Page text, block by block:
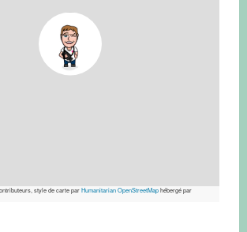
style de carte parHumanitarian OpenStreetMaphébergé par